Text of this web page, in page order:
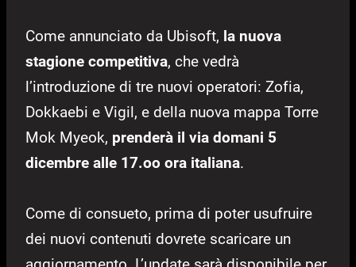
Come annunciato da Ubisoft, la nuova
stagione competitiva, che vedrà
l’introduzione di tre nuovi operatori: Zofia,
Dokkaebi e Vigil, e della nuova mappa Torre
Mok Myeok, prenderà il via domani 5
dicembre alle 17.oo ora italiana.
Come di consueto, prima di poter usufruire
dei nuovi contenuti dovrete scaricare un